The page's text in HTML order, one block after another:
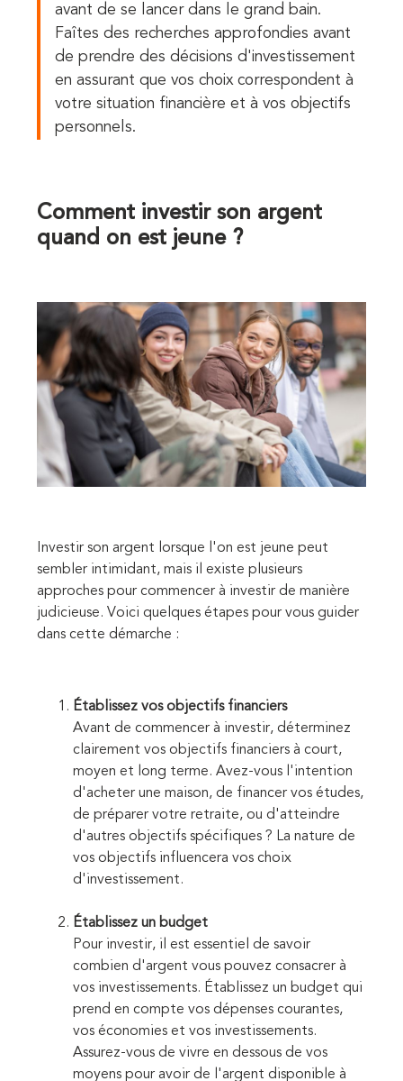
avant de se lancer dans le grand bain.
Faîtes des recherches approfondies avant
de prendre des décisions d'investissement
en assurant que vos choix correspondent à
votre situation financière et à vos objectifs
personnels.
Comment investir son argent
quand on est jeune ?
Investir son argent lorsque l'on est jeune peut
sembler intimidant, mais il existe plusieurs
approches pour commencer à investir de manière
judicieuse. Voici quelques étapes pour vous guider
dans cette démarche :
Établissez vos objectifs financiers
Avant de commencer à investir, déterminez
clairement vos objectifs financiers à court,
moyen et long terme. Avez-vous l'intention
d'acheter une maison, de financer vos études,
de préparer votre retraite, ou d'atteindre
d'autres objectifs spécifiques ? La nature de
vos objectifs influencera vos choix
d'investissement.
Établissez un budget
Pour investir, il est essentiel de savoir
combien d'argent vous pouvez consacrer à
vos investissements. Établissez un budget qui
prend en compte vos dépenses courantes,
vos économies et vos investissements.
Assurez-vous de vivre en dessous de vos
moyens pour avoir de l'argent disponible à